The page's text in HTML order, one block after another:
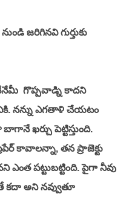
జరిగినవి గుర్తుకు
గొప్పవాడ్ని కాదని
నన్ను ఎగతాళి చేయటం
ఖర్చు పెట్టిస్తుంది.
కావాలన్నా, తన ప్రాజెక్టు
పట్టుబట్టింది. పైగా నీవు
కదా అని నవ్వుతూ